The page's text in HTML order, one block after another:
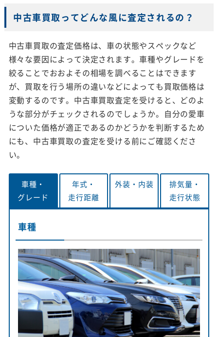
中古車買取ってどんな風に査定されるの？
中古車買取の査定価格は、車の状態やスペックなど
様々な要因によって決定されます。車種やグレードを
絞ることでおおよその相場を調べることはできます
が、買取を行う場所の違いなどによっても買取価格は
変動するのです。中古車買取査定を受けると、どのよ
うな部分がチェックされるのでしょうか。自分の愛車
についた価格が適正であるのかどうかを判断するため
にも、中古車買取の査定を受ける前にご確認くださ
い。
車種・
グレード
年式・
走行距離
外装・ 内装
排気量・
走行状態
車種